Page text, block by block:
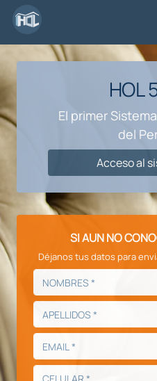
HOL
El primer
del
Acceso al
SI AUN NO
Déjanos tus datos para